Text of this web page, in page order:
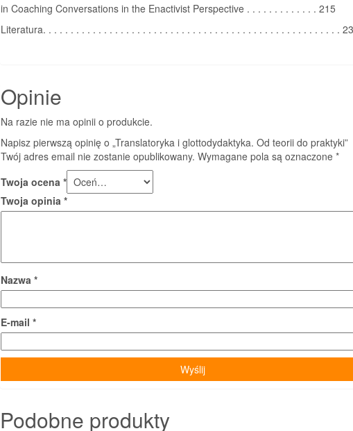
in Coaching Conversations in the Enactivist Perspective . . . . . . . . . . . . . 215
Literatura. . . . . . . . . . . . . . . . . . . . . . . . . . . . . . . . . . . . . . . . . . . . . . . . . . . . . .
Opinie
Na razie nie ma opinii o produkcie.
Napisz pierwszą opinię o „Translatoryka i glottodydaktyka. Od teorii do praktyki”
Twój adres email nie zostanie opublikowany. Wymagane pola są oznaczone *
Twoja ocena *
Twoja opinia *
Nazwa *
E-mail *
Podobne produkty